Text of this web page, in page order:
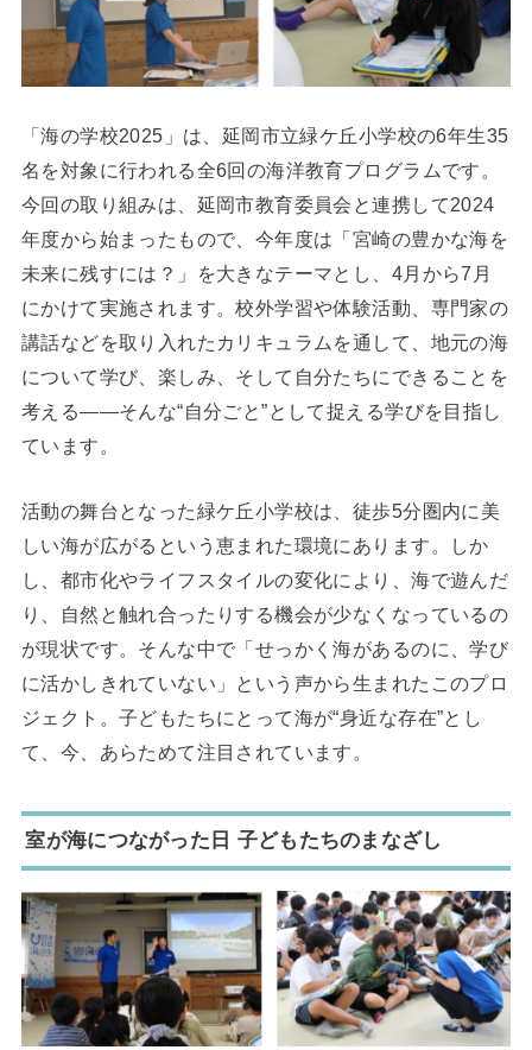
「海の学校2025」は、延岡市立緑ケ丘小学校の6年生35
名を対象に行われる全6回の海洋教育プログラムです。
今回の取り組みは、延岡市教育委員会と連携して2024
年度から始まったもので、今年度は「宮崎の豊かな海を
未来に残すには？」を大きなテーマとし、4月から7月
にかけて実施されます。校外学習や体験活動、専門家の
講話などを取り入れたカリキュラムを通して、地元の海
について学び、楽しみ、そして自分たちにできることを
考える——そんな“自分ごと”として捉える学びを目指し
ています。
活動の舞台となった緑ケ丘小学校は、徒歩5分圏内に美
しい海が広がるという恵まれた環境にあります。しか
し、都市化やライフスタイルの変化により、海で遊んだ
り、自然と触れ合ったりする機会が少なくなっているの
が現状です。そんな中で「せっかく海があるのに、学び
に活かしきれていない」という声から生まれたこのプロ
ジェクト。子どもたちにとって海が“身近な存在”とし
て、今、あらためて注目されています。
室が海につながった日 子どもたちのまなざし